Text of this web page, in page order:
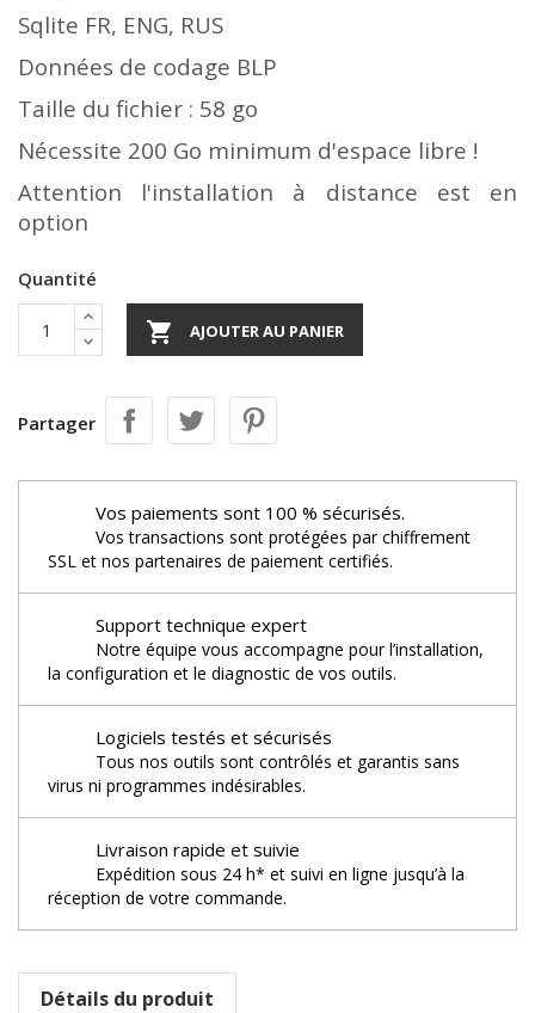
Sqlite FR, ENG, RUS
Données de codage BLP
Taille du fichier : 58 go
Nécessite 200 Go minimum d'espace libre !
Attention l'installation à distance est en
option
Quantité
 AJOUTER AU PANIER
Partager
Vos paiements sont 100 % sécurisés.
Vos transactions sont protégées par chiffrement
SSL et nos partenaires de paiement certifiés.
Support technique expert
Notre équipe vous accompagne pour l’installation,
la configuration et le diagnostic de vos outils.
Logiciels testés et sécurisés
Tous nos outils sont contrôlés et garantis sans
virus ni programmes indésirables.
Livraison rapide et suivie
Expédition sous 24 h* et suivi en ligne jusqu’à la
réception de votre commande.
Détails du produit